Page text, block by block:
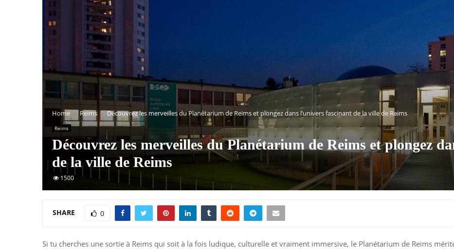
Home Reims Découvrez les merveilles du Planétarium de Reims et plongez dans l’univers fascinant de la ville de Reims
Reims
Découvrez les merveilles du Planétarium de Reims et plongez
de la ville de Reims
1500
SHARE 0
Si tu cherches une sortie à Reims qui soit à la fois ludique, culturelle et vraiment immersive, le Planétarium de Reims